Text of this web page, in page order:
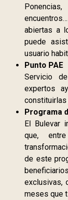
abiertas a
puede
usuario
Punto PAE
Servicio
expertos
constituirlas
Programa
El Bulevar
que,
de este
exclusivas,
meses que